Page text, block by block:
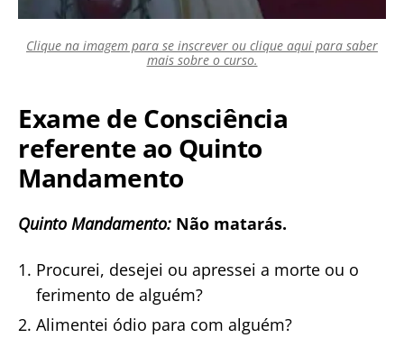
Clique na imagem para se inscrever ou clique aqui para saber
mais sobre o curso.
Exame de Consciência
referente ao Quinto
Mandamento
Quinto Mandamento: Não matarás.
Procurei, desejei ou apressei a morte ou o
ferimento de alguém?
Alimentei ódio para com alguém?